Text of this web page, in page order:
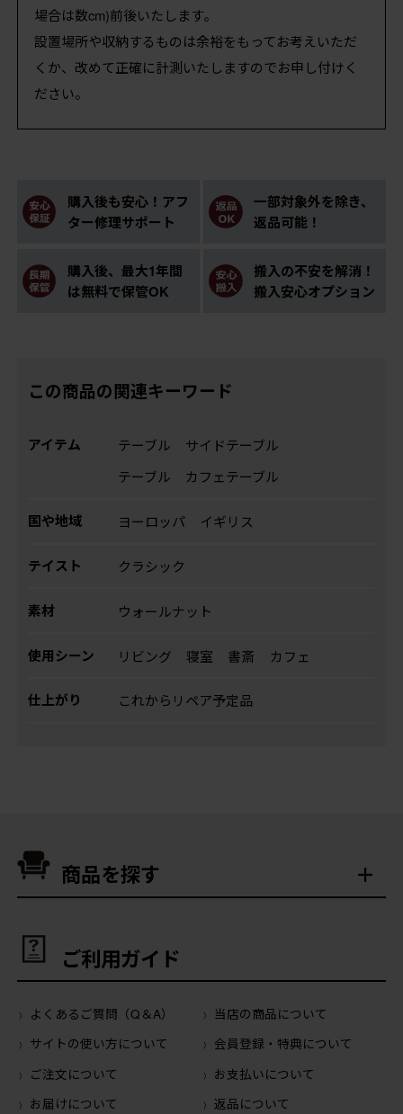
場合は数cm)前後いたします。
設置場所や収納するものは余裕をもってお考えいただ
くか、改めて正確に計測いたしますのでお申し付けく
ださい。
購入後も安心！アフ
ター修理サポート
一部対象外を除き、
返品可能！
購入後、最大1年間
は無料で保管OK
搬入の不安を解消！
搬入安心オプション
この商品の関連キーワード
アイテム テーブル
サイドテーブル
テーブル
カフェテーブル
国や地域 ヨーロッパ イギリス
テイスト クラシック
素材 ウォールナット
使用シーン リビング 寝室 書斎 カフェ
仕上がり これからリペア予定品
商品を探す
ご利用ガイド
よくあるご質問（Q＆A）
当店の商品について
サイトの使い方について
会員登録・特典について
ご注文について
お支払いについて
お届けについて
返品について